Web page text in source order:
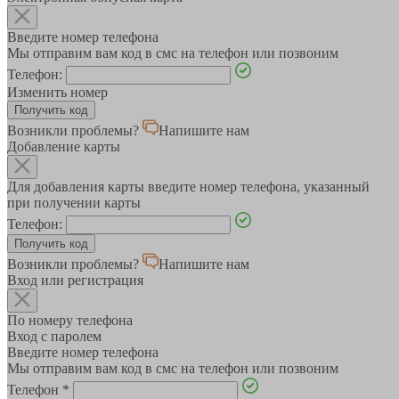
Введите номер телефона
Мы отправим вам код в смс на телефон или позвоним
Телефон:
Изменить номер
Возникли проблемы?
Напишите нам
Добавление карты
Для добавления карты введите номер телефона, указанный
при получении карты
Телефон:
Возникли проблемы?
Напишите нам
Вход или регистрация
По номеру телефона
Вход с паролем
Введите номер телефона
Мы отправим вам код в смс на телефон или позвоним
Телефон *